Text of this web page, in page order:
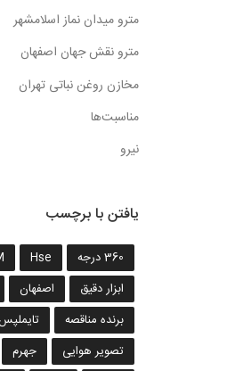
مترو میدان نماز اسلامشهر
مترو نقش جهان اصفهان
مخازن روغن نباتی تهران
مناسبت‌ها
نیرو
یافتن با برچسب
360 درجه Hse
ابزار دقیق
اصفهان
برنده مناقصه
تصویر هوایی
جهرم